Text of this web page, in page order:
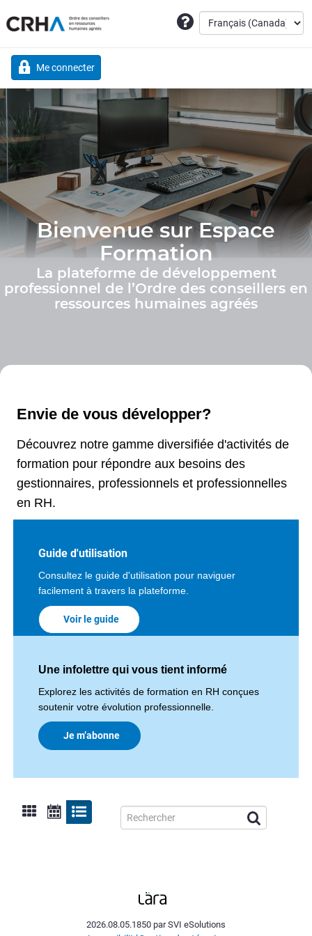
Me connecter
Bienvenue sur Espace
Formation
La plateforme de développement
professionnel de l’Ordre des conseillers en
ressources humaines agréés
Envie de vous développer?
Découvrez notre gamme diversifiée d'activités de
formation pour répondre aux besoins des
gestionnaires, professionnels et professionnelles
en RH.
Guide d'utilisation
Consultez le guide d'utilisation pour naviguer
facilement à travers la plateforme.
Voir le guide
Une infolettre qui vous tient informé
Explorez les activités de formation en RH conçues
soutenir votre évolution professionnelle.
Je m’abonne
2026.08.05.1850 par SVI eSolutions